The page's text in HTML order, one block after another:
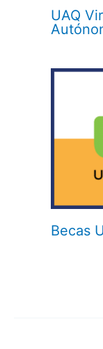
UAQ
Becas